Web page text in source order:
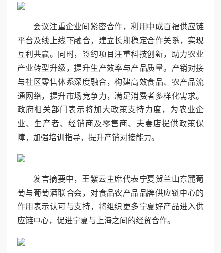
会议注重企业间紧密合作，利用中成百福供应链
平台及线上线下融合，建立长期稳定合作关系，实现
互利共赢。同时，签约项目注重科技创新，助力农业
产业转型升级，提升生产效率与产品质量。产销对接
与社区零售体系深度融合，构建高效食品、农产品流
通网络，提升市场竞争力，满足消费者多样化需求。
政府相关部门表示将加大政策支持力度，为农业企
业、生产者、经销商及零售商、夫妻店提供政策保
障，加强培训指导，提升产销对接能力。
发言摘要中，王紫云主席代表宁夏贺兰山东麓葡
萄与葡萄酒联合会，对食品农产品品牌供应链中心的
作用表示认可与支持，将组织更多宁夏好产品进入供
应链中心，促进宁夏与上海之间的经贸合作。